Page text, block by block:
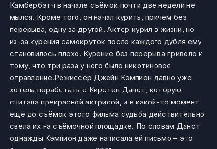
Камбербэтч в начале съёмок почти две недели не
мылся. Кроме того, он начал курить, причём без
перерыва, одну за другой. Актёр курил в жизни, но
из-за курения самокруток после каждого дубля ему
становилось плохо. Курение без перерыва привело к
тому, что три раза у него было никотиновое
отравление.Режиссёр Джейн Кэмпион давно уже
хотела поработать с Кирстен Данст, которую
считала прекрасной актрисой, и в какой-то момент
ещё до съёмок этого фильма судьба действительно
свела их на съёмочной площадке. По словам Данст,
однажды Кэмпион даже написала ей письмо – это